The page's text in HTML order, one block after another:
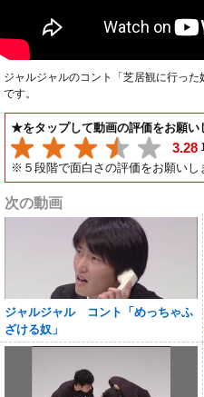
ジャルジャルのコント「芝居観に行った
です。
★をタップして動画の評価をお願い
3.28
※５段階で面白さの評価をお願いし
次の動画
ジャルジャル コント「めっちゃふ
ざける奴」